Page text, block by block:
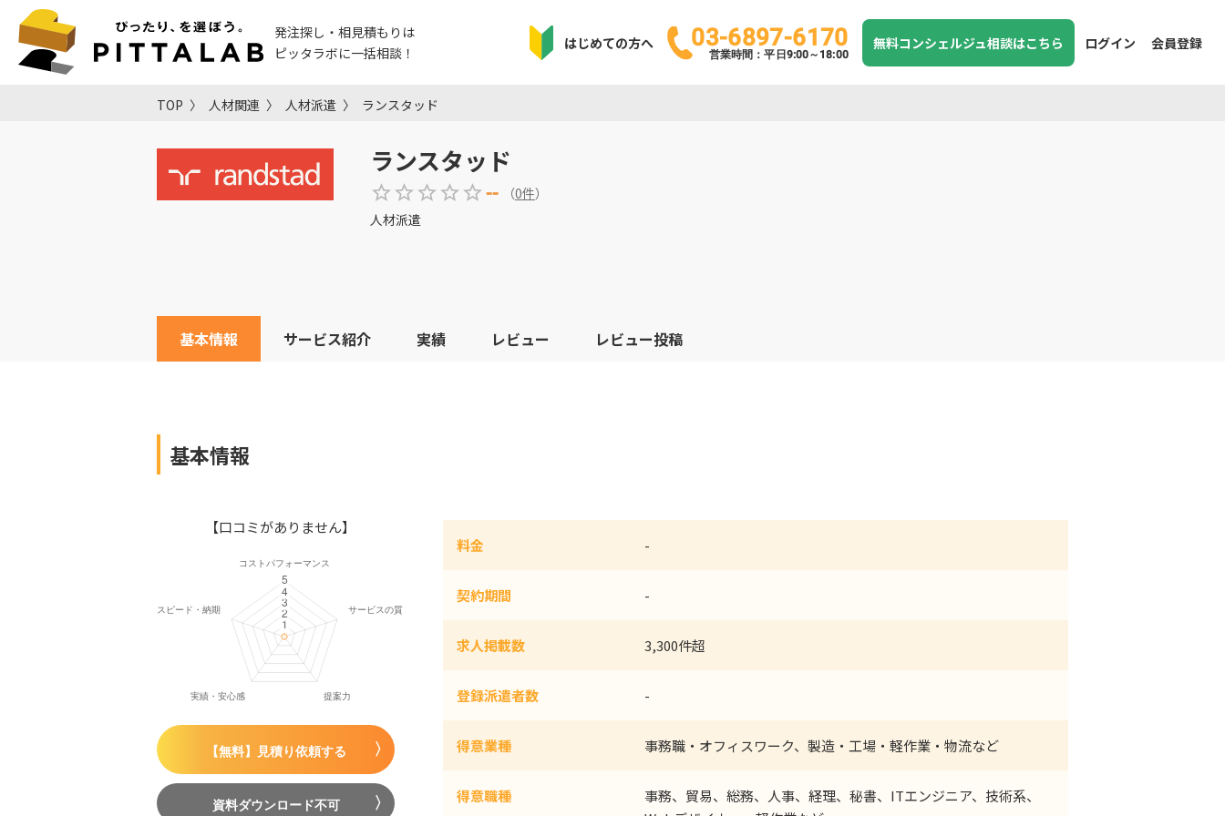
発注探し・相見積もりは
ピッタラボに一括相談！
はじめての方へ 03-6897-6170
営業時間：平日9:00～18:00
無料コンシェルジュ相談はこちら ログイン 会員登録
TOP 人材関連 人材派遣 ランスタッド
ランスタッド
-- （0件）
人材派遣
基本情報 サービス紹介 実績 レビュー レビュー投稿
基本情報
【口コミがありません】
【無料】見積り依頼する
資料ダウンロード不可
料金 -
契約期間 -
求人掲載数 3,300件超
登録派遣者数 -
得意業種 事務職・オフィスワーク、製造・工場・軽作業・物流など
得意職種
事務、貿易、総務、人事、経理、秘書、ITエンジニア、技術系、